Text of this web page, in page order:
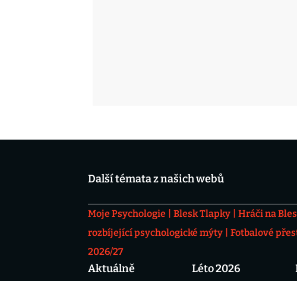
Další témata z našich webů
Moje Psychologie Blesk Tlapky Hráči na
rozbíjející psychologické mýty
Fotbalové
2026/27
Aktuálně Léto 2026